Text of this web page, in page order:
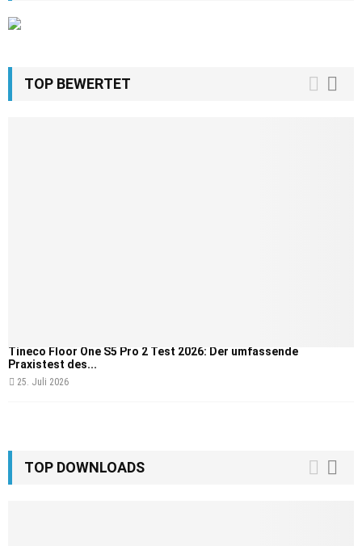
TOP BEWERTET
Tineco Floor One S5 Pro 2 Test 2026: Der umfassende
Praxistest des...
25. Juli 2026
TOP DOWNLOADS